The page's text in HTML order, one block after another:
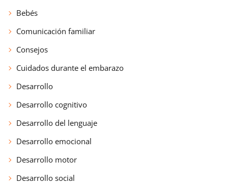
Bebés
Comunicación familiar
Consejos
Cuidados durante el embarazo
Desarrollo
Desarrollo cognitivo
Desarrollo del lenguaje
Desarrollo emocional
Desarrollo motor
Desarrollo social